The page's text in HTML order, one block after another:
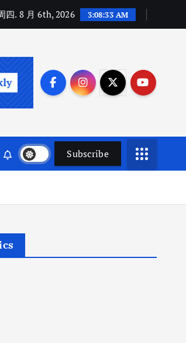
四. 8 月 6th, 2026 3:08:34 AM
Subscribe